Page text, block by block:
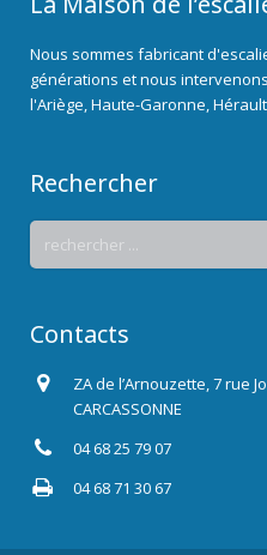
Nous sommes fabricant
générations et nous
l'Ariège, Haute-Garonne,
Rechercher
Contacts
ZA de l’Arnouzette, 7 rue
CARCASSONNE
04 68 25 79 07
04 68 71 30 67